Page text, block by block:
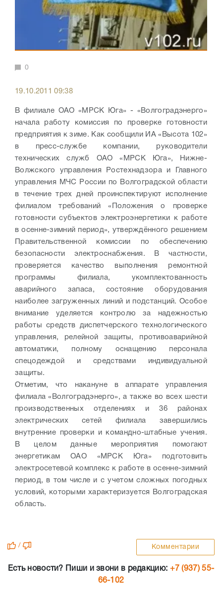
0
19.10.2011 09:38
В филиале ОАО «МРСК Юга» - «Волгоградэнерго»
начала работу комиссия по проверке готовности
предприятия к зиме. Как сообщили ИА «Высота 102»
в пресс-службе компании, руководители
технических служб ОАО «МРСК Юга», Нижне-
Волжского управления Ростехнадзора и Главного
управления МЧС России по Волгоградской области
в течение трех дней проинспектируют исполнение
филиалом требований «Положения о проверке
готовности субъектов электроэнергетики к работе
в осенне-зимний период», утверждённого решением
Правительственной комиссии по обеспечению
безопасности электроснабжения. В частности,
проверяется качество выполнения ремонтной
программы филиала, укомплектованность
аварийного запаса, состояние оборудования
наиболее загруженных линий и подстанций. Особое
внимание уделяется контролю за надежностью
работы средств диспетчерского технологического
управления, релейной защиты, противоаварийной
автоматики, полному оснащению персонала
спецодеждой и средствами индивидуальной
защиты.
Отметим, что накануне в аппарате управления
филиала «Волгоградэнерго», а также во всех шести
производственных отделениях и 36 районах
электрических сетей филиала завершились
внутренние проверки и командно-штабные учения.
В целом данные мероприятия помогают
энергетикам ОАО «МРСК Юга» подготовить
электросетевой комплекс к работе в осенне-зимний
период, в том числе и с учетом сложных погодных
условий, которыми характеризуется Волгоградская
область.
/ Комментарии
Есть новости? Пиши и звони в редакцию: +7 (937) 55-
66-102